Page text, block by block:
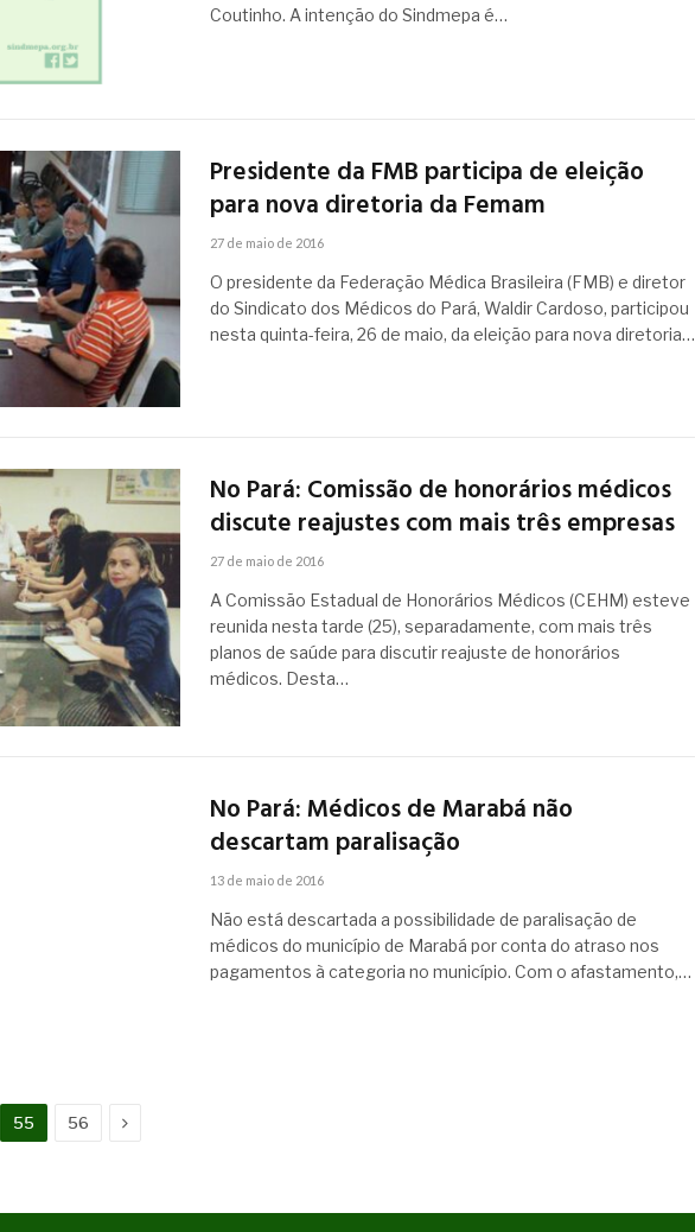
Coutinho. A intenção do Sindmepa é…
Presidente da FMB participa de eleição
para nova diretoria da Femam
27 de maio de 2016
O presidente da Federação Médica Brasileira (FMB) e diretor
do Sindicato dos Médicos do Pará, Waldir Cardoso, participou
nesta quinta-feira, 26 de maio, da eleição para nova diretoria…
No Pará: Comissão de honorários médicos
discute reajustes com mais três empresas
27 de maio de 2016
A Comissão Estadual de Honorários Médicos (CEHM) esteve
reunida nesta tarde (25), separadamente, com mais três
planos de saúde para discutir reajuste de honorários
médicos. Desta…
No Pará: Médicos de Marabá não
descartam paralisação
13 de maio de 2016
Não está descartada a possibilidade de paralisação de
médicos do município de Marabá por conta do atraso nos
pagamentos à categoria no município. Com o afastamento,…
55 56 Próxima